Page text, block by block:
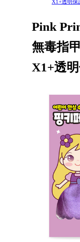
X1+透明保
Pink
無毒指
X1+透